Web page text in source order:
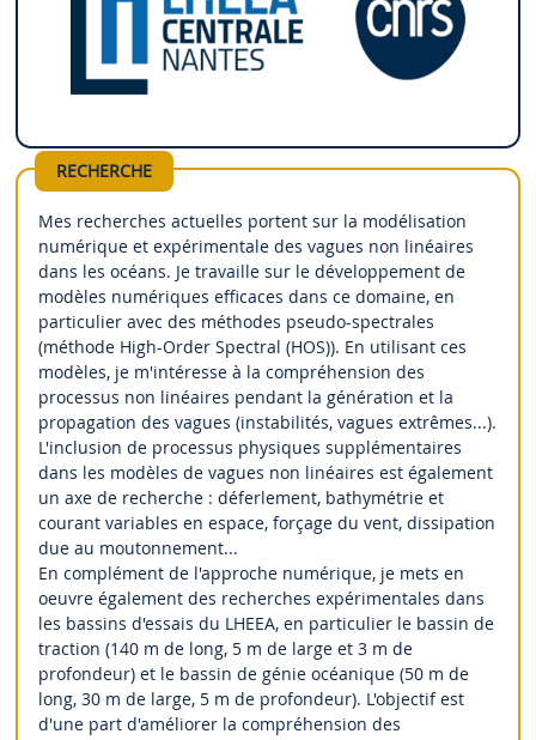
RECHERCHE
Mes recherches actuelles portent sur la modélisation
numérique et expérimentale des vagues non linéaires
dans les océans. Je travaille sur le développement de
modèles numériques efficaces dans ce domaine, en
particulier avec des méthodes pseudo-spectrales
(méthode High-Order Spectral (HOS)). En utilisant ces
modèles, je m'intéresse à la compréhension des
processus non linéaires pendant la génération et la
propagation des vagues (instabilités, vagues extrêmes...).
L'inclusion de processus physiques supplémentaires
dans les modèles de vagues non linéaires est également
un axe de recherche : déferlement, bathymétrie et
courant variables en espace, forçage du vent, dissipation
due au moutonnement...
En complément de l'approche numérique, je mets en
oeuvre également des recherches expérimentales dans
les bassins d'essais du LHEEA, en particulier le bassin de
traction (140 m de long, 5 m de large et 3 m de
profondeur) et le bassin de génie océanique (50 m de
long, 30 m de large, 5 m de profondeur). L'objectif est
d'une part d'améliorer la compréhension des